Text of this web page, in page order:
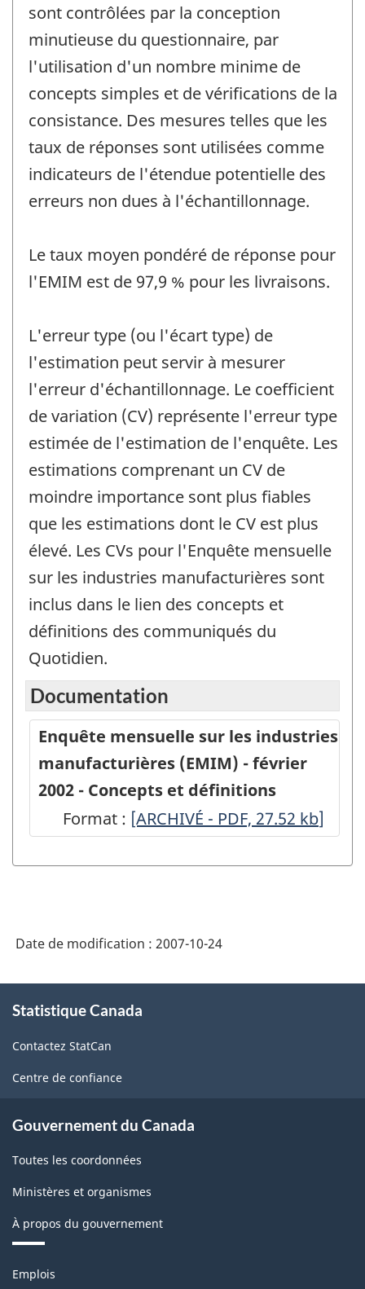
sont contrôlées par la conception
minutieuse du questionnaire, par
l'utilisation d'un nombre minime de
concepts simples et de vérifications de la
consistance. Des mesures telles que les
taux de réponses sont utilisées comme
indicateurs de l'étendue potentielle des
erreurs non dues à l'échantillonnage.
Le taux moyen pondéré de réponse pour
l'EMIM est de 97,9 % pour les livraisons.
L'erreur type (ou l'écart type) de
l'estimation peut servir à mesurer
l'erreur d'échantillonnage. Le coefficient
de variation (CV) représente l'erreur type
estimée de l'estimation de l'enquête. Les
estimations comprenant un CV de
moindre importance sont plus fiables
que les estimations dont le CV est plus
élevé. Les CVs pour l'Enquête mensuelle
sur les industries manufacturières sont
inclus dans le lien des concepts et
définitions des communiqués du
Quotidien.
Documentation
Enquête mensuelle sur les industries
manufacturières (EMIM) - février
2002 - Concepts et définitions
Format : Enquête
sur
manufacturières
(EMIM)
-
Concepts
définitions
-
ARCHIVÉ
[ARCHIVÉ - PDF, 27.52 kb]
Date de modification : 2007-10-24
propos
ce
site
Statistique Canada
Contactez StatCan
Centre de confiance
Gouvernement du Canada
Toutes les coordonnées
Ministères et organismes
À propos du gouvernement
Thèmes
Emplois